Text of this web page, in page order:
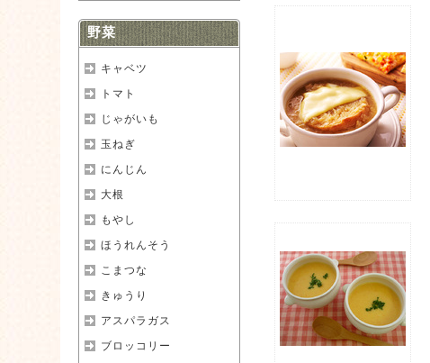
野菜
キャベツ
トマト
じゃがいも
玉ねぎ
にんじん
大根
もやし
ほうれんそう
こまつな
きゅうり
アスパラガス
ブロッコリー